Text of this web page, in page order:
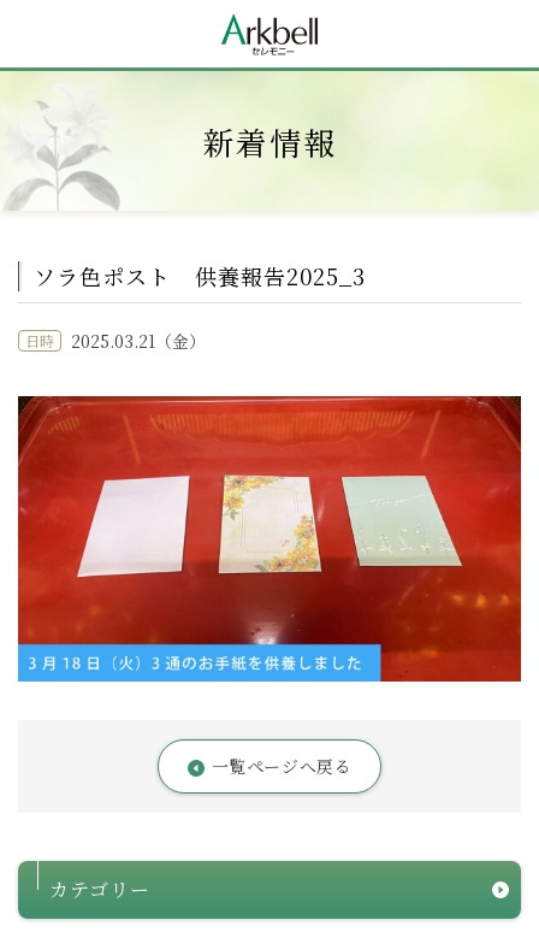
新着情報
ソラ色ポスト 供養報告2025_3
日時 2025.03.21（金）
一覧ページへ戻る
カテゴリー